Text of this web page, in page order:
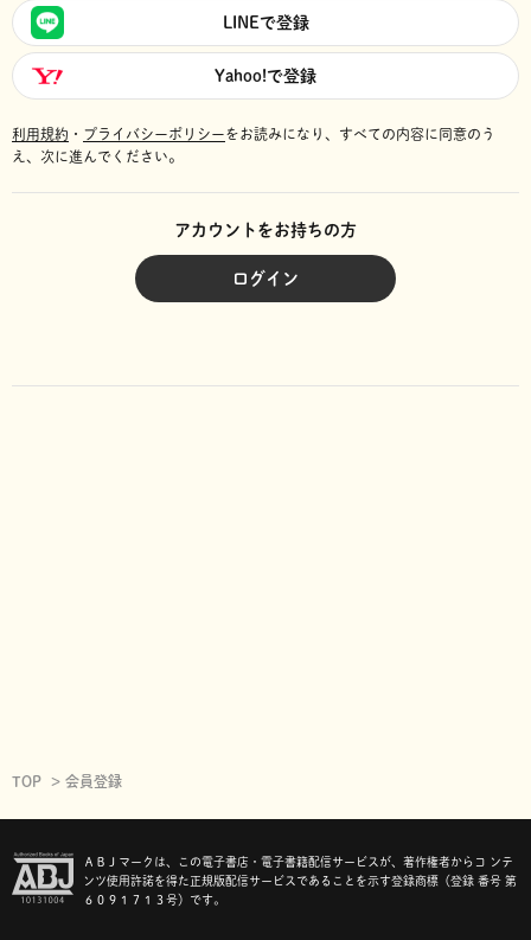
LINEで登録
Yahoo!で登録
利用規約 ・ プライバシーポリシーをお読みになり、 すべての内容に同意のう
え、次に進んでください。
アカウントをお持ちの方
ログイン
TOP 会員登録
ＡＢＪマークは、この電子書店・電子書籍配信サービスが、著作権者からコ ンテ
ンツ使用許諾を得た正規版配信サービスであることを示す登録商標（登録 番号 第
６０９１７１３号）です。